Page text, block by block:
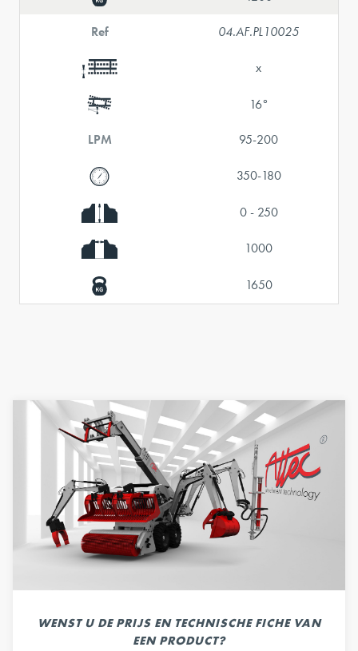
Ref 04.AF.PL10025
x
16°
LPM 95-200
350-180
0 - 250
1000
1650
WENST U DE PRIJS EN TECHNISCHE FICHE VAN
EEN PRODUCT?